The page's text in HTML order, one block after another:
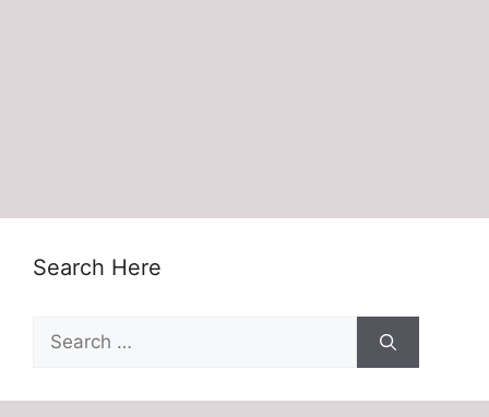
Search Here
Search
for: